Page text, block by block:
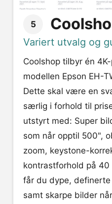
5
Variert utvalg og
Coolshop tilbyr én
modellen Epson EH-
Dette skal være en
særlig i forhold til
utstyrt med: Super
som når opptil 500",
zoom, keystone-
kontrastforhold på
får du dype,
samt skarpe bilder